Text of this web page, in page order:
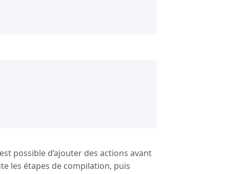
possible d’ajouter des actions avant
les étapes de compilation, puis